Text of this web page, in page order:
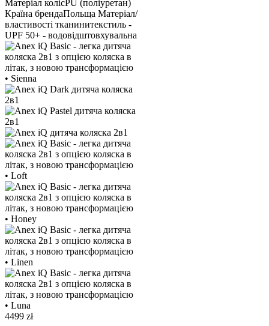
Матеріал колісPU (поліуретан)
Країна брендаПольща Матеріал/
властивості тканинитекстиль -
UPF 50+ - водовідштовхувальна
4499 zł